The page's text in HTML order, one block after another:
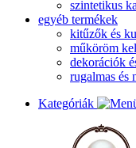
szintetikus
egyéb termékek
kitűzők és
műköröm
dekorációk
rugalmas és
Kategóriák